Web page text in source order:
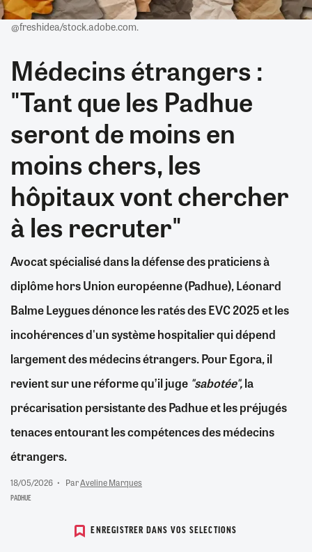
@freshidea/stock.adobe.com.
Médecins étrangers :
"Tant que les Padhue
seront de moins en
moins chers, les
hôpitaux vont chercher
à les recruter"
Avocat spécialisé dans la défense des praticiens à
diplôme hors Union européenne (Padhue), Léonard
Balme Leygues dénonce les ratés des EVC 2025 et les
incohérences d'un système hospitalier qui dépend
largement des médecins étrangers. Pour Egora, il
revient sur une réforme qu’il juge "sabotée",la
précarisation persistante des Padhue et les préjugés
tenaces entourant les compétences des médecins
étrangers.
18/05/2026 ParAveline Marques
PADHUE
ENREGISTRER DANS VOS SELECTIONS